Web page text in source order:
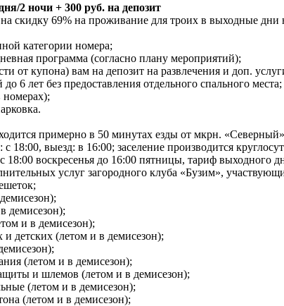
2 ночи + 300 руб. на депозит
скидку 69% на проживание для троих в выходные
категории номера;
программа (согласно плану мероприятий);
от купона) вам на депозит на развлечения и доп.
6 лет без предоставления отдельного спального места;
примерно в 50 минутах езды от мкрн.
18:00, выезд: в 16:00; заселение производится
18:00 воскресенья до 16:00 пятницы, тариф выходного
услуг загородного клуба «Бузим»,
демисезон);
и в демисезон);
детских (летом и в демисезон);
(летом и в демисезон);
и шлемов (летом и в демисезон);
(летом и в демисезон);
(летом и в демисезон);